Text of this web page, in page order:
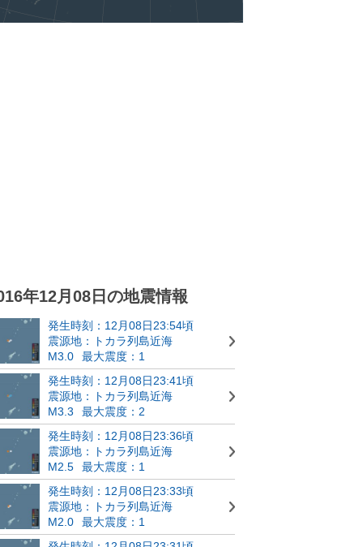
年12月08日の地震情報
発生時刻：12月08日23:54頃
震源地：トカラ列島近海
M3.0
最大震度：1
発生時刻：12月08日23:41頃
震源地：トカラ列島近海
M3.3
最大震度：2
発生時刻：12月08日23:36頃
震源地：トカラ列島近海
M2.5
最大震度：1
発生時刻：12月08日23:33頃
震源地：トカラ列島近海
M2.0
最大震度：1